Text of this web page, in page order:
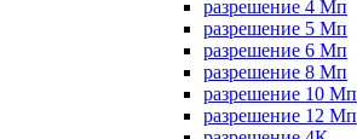
разрешение 4 Мп
разрешение 5 Мп
разрешение 6 Мп
разрешение 8 Мп
разрешение 10 Мп
разрешение 12 Мп